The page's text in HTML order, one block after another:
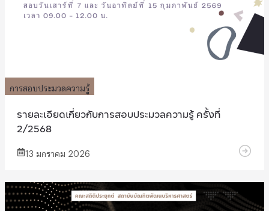
การสอบประมวลความรู้
รายละเอียดเกี่ยวกับการสอบประมวลความรู้ ครั้งที่
2/2568
13 มกราคม 2026